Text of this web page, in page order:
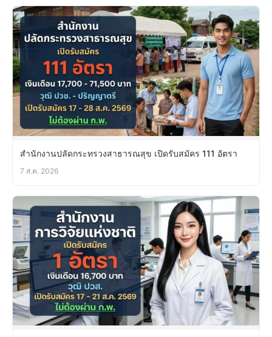
สำนักงานปลัดกระทรวงสาธารณสุข เปิดรับสมัคร 111 อัตรา
7 ส.ค. 2026